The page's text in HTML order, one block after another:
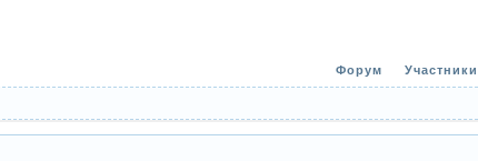
Форум Участники